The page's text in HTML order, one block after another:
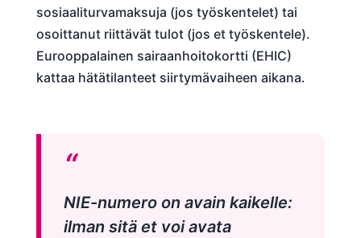
sosiaaliturvamaksuja (jos työskentelet) tai
osoittanut riittävät tulot (jos et työskentele).
Eurooppalainen sairaanhoitokortti (EHIC)
kattaa hätätilanteet siirtymävaiheen aikana.
NIE-numero on avain kaikelle:
ilman sitä et voi avata